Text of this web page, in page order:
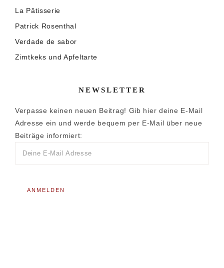
La Pâtisserie
Patrick Rosenthal
Verdade de sabor
Zimtkeks und Apfeltarte
NEWSLETTER
Verpasse keinen neuen Beitrag! Gib hier deine E-Mail
Adresse ein und werde bequem per E-Mail über neue
Beiträge informiert: